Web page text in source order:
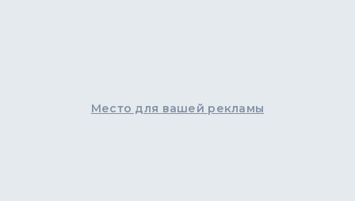
Место для вашей рекламы